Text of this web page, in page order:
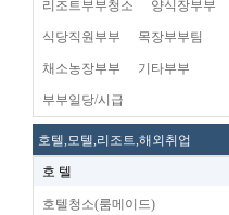
리조트부부청소 양식장부부
식당직원부부 목장부부팀
채소농장부부 기타부부
부부일당/시급
호텔,모텔,리조트,해외취업
호 텔
호텔청소(룸메이드)